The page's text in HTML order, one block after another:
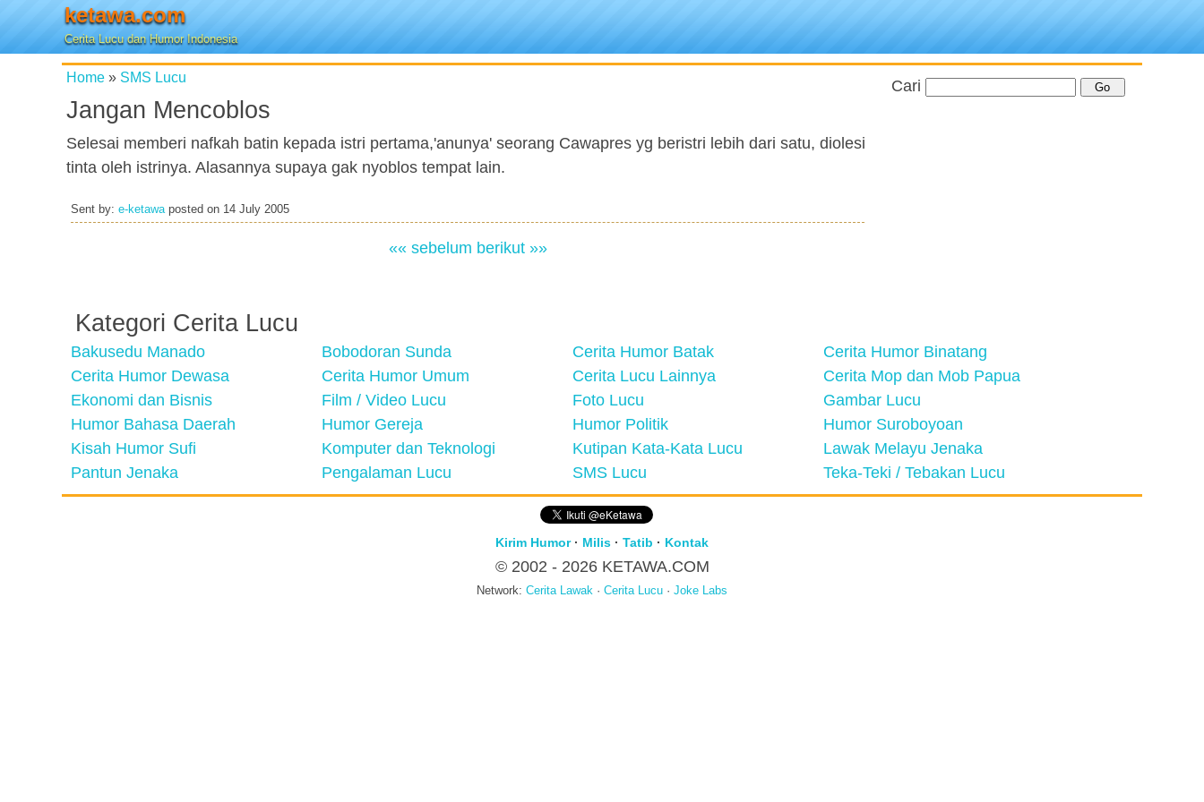
ketawa.com
Cerita Lucu dan Humor Indonesia
Home » SMS Lucu
Jangan Mencoblos
Selesai memberi nafkah batin kepada istri pertama,'anunya' seorang Cawapres yg beristri lebih dari satu, diolesi
tinta oleh istrinya. Alasannya supaya gak nyoblos tempat lain.
Sent by: e-ketawaposted on 14 July 2005
«« sebelum berikut »»
Cari
Kategori Cerita Lucu
Bakusedu Manado Bobodoran Sunda Cerita Humor Batak
Cerita Humor Binatang
Cerita Humor Dewasa
Cerita Humor Umum Cerita Lucu Lainnya
Cerita Mop dan Mob Papua
Ekonomi dan Bisnis
Film / Video Lucu Foto Lucu
Gambar Lucu
Humor Bahasa Daerah
Humor Gereja Humor Politik
Humor Suroboyoan
Kisah Humor Sufi
Komputer dan Teknologi Kutipan Kata-Kata Lucu
Lawak Melayu Jenaka
Pantun Jenaka
Pengalaman Lucu SMS Lucu Teka-Teki / Tebakan Lucu
Kirim Humor· Milis · Tatib · Kontak
© 2002 - 2026 KETAWA.COM
Network: Cerita Lawak · Cerita Lucu · Joke Labs